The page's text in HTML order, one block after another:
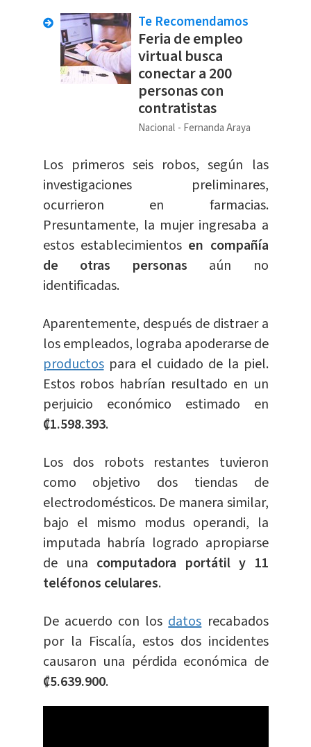
Te Recomendamos
Feria de empleo
virtual busca
conectar a 200
personas con
contratistas
Nacional Fernanda Araya
Los primeros seis robos, según las
investigaciones preliminares,
ocurrieron en farmacias.
Presuntamente, la mujer ingresaba a
estos establecimientos en compañía
de otras personas aún no
identificadas.
Aparentemente, después de distraer a
los empleados, lograba apoderarse de
productospara el cuidado de la piel.
Estos robos habrían resultado en un
perjuicio económico estimado en
₡1.598.393.
Los dos robots restantes tuvieron
como objetivo dos tiendas de
electrodomésticos. De manera similar,
bajo el mismo modus operandi, la
imputada habría logrado apropiarse
de una computadora portátil y 11
teléfonos celulares.
De acuerdo con losdatosrecabados
por la Fiscalía, estos dos incidentes
causaron una pérdida económica de
₡5.639.900.